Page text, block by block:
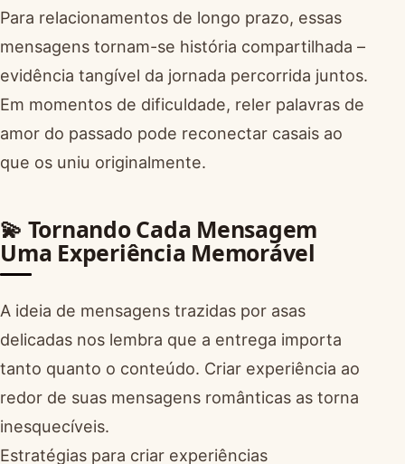
Para relacionamentos de longo prazo, essas
mensagens tornam-se história compartilhada –
evidência tangível da jornada percorrida juntos.
Em momentos de dificuldade, reler palavras de
amor do passado pode reconectar casais ao
que os uniu originalmente.
💫 Tornando Cada Mensagem
Uma Experiência Memorável
A ideia de mensagens trazidas por asas
delicadas nos lembra que a entrega importa
tanto quanto o conteúdo. Criar experiência ao
redor de suas mensagens românticas as torna
inesquecíveis.
Estratégias para criar experiências